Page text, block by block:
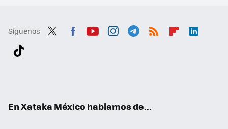
Síguenos
En Xataka México hablamos de...